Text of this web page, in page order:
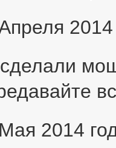
2014
2014